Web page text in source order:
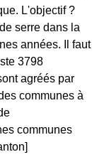
L'objectif ?
serre dans la
années. Il faut
3798
agréés par
communes à
communes